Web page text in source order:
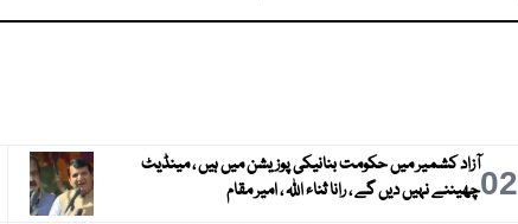
02آزاد کشمیر میں حکومت بنانیکی پوزیشن میں ہیں ، مینڈیٹ
چھیننے نہیں دیں گے ، رانا ثناء اللہ ، امیر مقام